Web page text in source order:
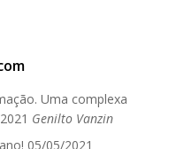
Uma complexa
Genilto Vanzin
05/05/2021